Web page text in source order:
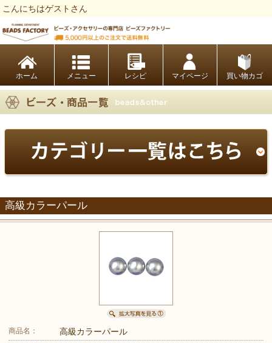
こんにちはゲストさん
ホーム レシピ マイページ 買い物カゴ
高級カラーパール
商品名： 高級カラーパール